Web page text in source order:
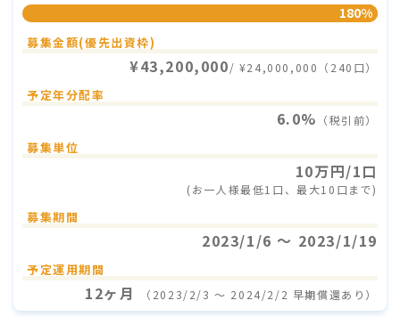
180%
募集金額(優先出資枠)
¥43,200,000/ ¥24,000,000（240口）
予定年分配率
6.0% （税引前）
募集単位
10万円/1口
(お一人様最低1口、最大10口まで)
募集期間
2023/1/6 〜 2023/1/19
予定運用期間
12ヶ月 （2023/2/3 〜 2024/2/2 早期償還あり）